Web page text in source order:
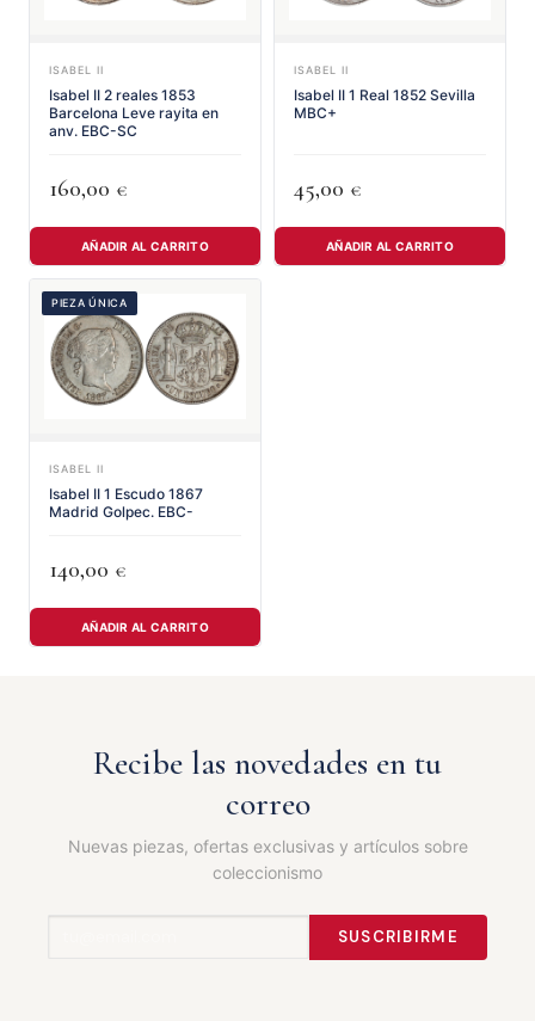
ISABEL II
Isabel II 2 reales 1853
Barcelona Leve rayita en
anv. EBC-SC
160,00 €
AÑADIR AL CARRITO
ISABEL II
Isabel II 1 Real 1852 Sevilla
MBC+
45,00 €
AÑADIR AL CARRITO
PIEZA ÚNICA
ISABEL II
Isabel II 1 Escudo 1867
Madrid Golpec. EBC-
140,00 €
AÑADIR AL CARRITO
Recibe las novedades en tu
correo
Nuevas piezas, ofertas exclusivas y artículos sobre
coleccionismo
SUSCRIBIRME